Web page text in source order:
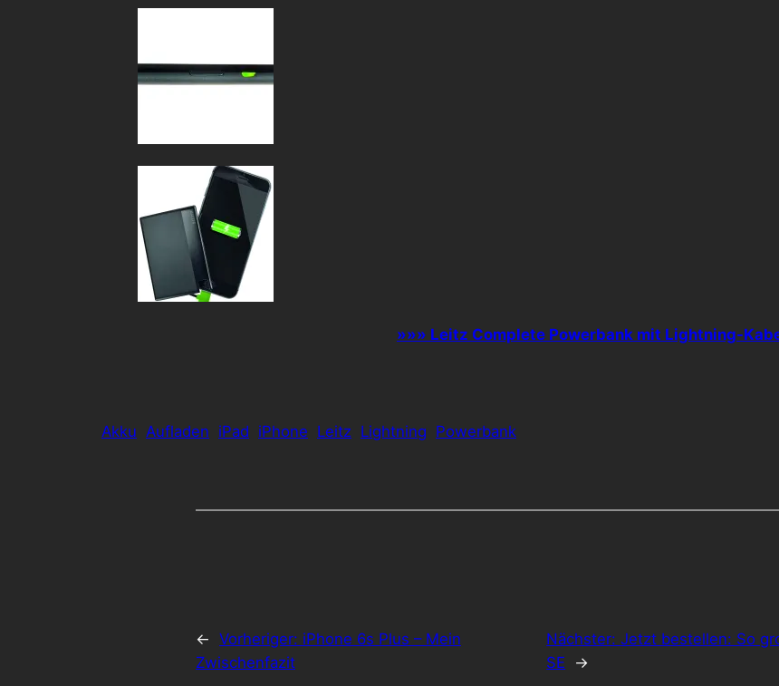
»»» Leitz Complete Powerbank mit Lightning-
Akku Aufladen iPad iPhone Leitz Lightning Powerbank
← Vorheriger: iPhone 6s Plus – Mein
Zwischenfazit
Nächster:Jetzt bestellen: So
SE
→